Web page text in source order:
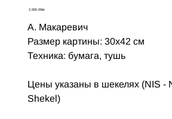
Цена‏2,000.00 ‏₪
А. Макаревич
Размер картины: 30х42 см
Техника: бумага, тушь
Цены указаны в шекелях (NIS -
Shekel)